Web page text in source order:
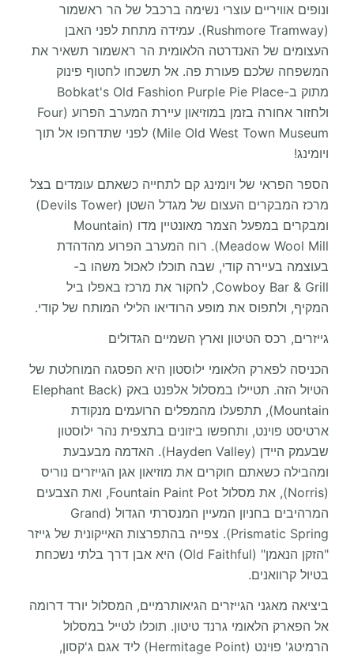
ונופים אוויריים עוצרי נשימה ברכבל של הר ראשמור
(Rushmore Tramway). עמידה מתחת לפני האבן
העצומים של האנדרטה הלאומית הר ראשמור תשאיר את
המשפחה שלכם פעורת פה. אל תשכחו לחטוף פינוק
מתוק ב-Bobkat's Old Fashion Purple Pie Place
ולחזור אחורה בזמן במוזיאון עיירת המערב הפרוע (Four
Mile Old West Town Museum) לפני שתדחפו אל תוך
ויומינג!
הספר הפראי של ויומינג קם לתחייה כשאתם עומדים בצל
מרכז המבקרים העצום של מגדל השטן (Devils Tower)
ומבקרים במפעל הצמר מאונטיין מדו (Mountain
Meadow Wool Mill). רוח המערב הפרוע מהדהדת
בעוצמה בעיירה קודי, שבה תוכלו לאכול משהו ב-
Cowboy Bar & Grill, לחקור את מרכז באפלו ביל
המקיף, ולתפוס את מופע הרודיאו הלילי המותח של קודי.
גייזרים, רכס הטיטון וארץ השמיים הגדולים
הכניסה לפארק הלאומי ילוסטון היא הפסגה המוחלטת של
הטיול הזה. תטיילו במסלול אלפנט באק (Elephant Back
Mountain), תתפעלו מהמפלים הרועמים מנקודת
ארטיסט פוינט, ותחפשו ביזונים בתצפית נהר ילוסטון
שבעמק היידן (Hayden Valley). האדמה מבעבעת
ומהבילה כשאתם חוקרים את מוזיאון אגן הגייזרים נוריס
(Norris), את מסלול Fountain Paint Pot, ואת הצבעים
המרהיבים בחניון המעיין המנסרתי הגדול (Grand
Prismatic Spring). צפייה בהתפרצות האייקונית של גייזר
"הזקן הנאמן" (Old Faithful) היא אבן דרך בלתי נשכחת
בטיול קרוואנים.
ביציאה מאגני הגייזרים הגיאותרמיים, המסלול יורד דרומה
אל הפארק הלאומי גרנד טיטון. תוכלו לטייל במסלול
הרמיטג' פוינט (Hermitage Point) ליד אגם ג'קסון,